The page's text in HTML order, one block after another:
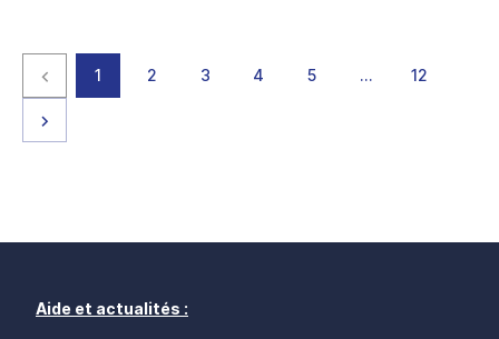
Page précédente
page
1 page
2 page
3 page
4 page
5 … page
12
Aide et actualités :